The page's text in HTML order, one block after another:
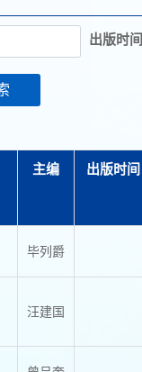
出版时间
主编 出版时间
毕列爵
汪建国